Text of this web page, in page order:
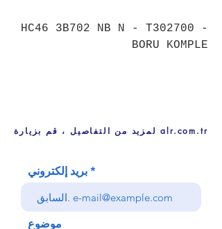
HC46 3B702 NB N - T302700 -
BORU KOMPLE
لمزيد من التفاصيل ، قم بزيارة alr.com.tr
بريد إلكتروني
موضوع